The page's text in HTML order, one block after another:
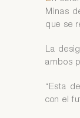
Minas
que se
La
ambos
“Esta
con el